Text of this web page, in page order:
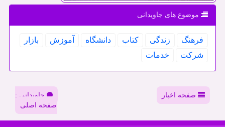
موضوع های جاویدانی
فرهنگ زندگی كتاب دانشگاه آموزش
بازار
شركت
خدمات
صفحه اخبار
جاویدانی :
صفحه اصلی